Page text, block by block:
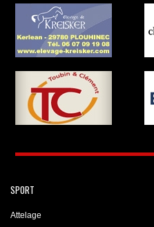
SPORT
Attelage